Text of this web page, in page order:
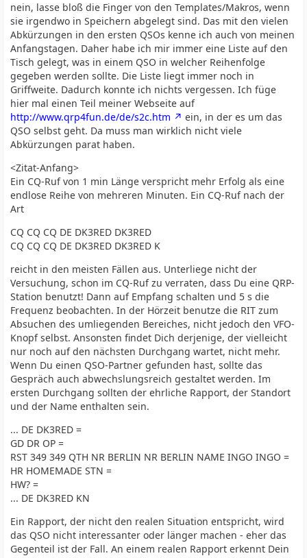
nein, lasse bloß die Finger von den Templates/Makros, wenn
sie irgendwo in Speichern abgelegt sind. Das mit den vielen
Abkürzungen in den ersten QSOs kenne ich auch von meinen
Anfangstagen. Daher habe ich mir immer eine Liste auf den
Tisch gelegt, was in einem QSO in welcher Reihenfolge
gegeben werden sollte. Die Liste liegt immer noch in
Griffweite. Dadurch konnte ich nichts vergessen. Ich füge
hier mal einen Teil meiner Webseite auf
http://www.qrp4fun.de/de/s2c.htm
ein, in der es um das
QSO selbst geht. Da muss man wirklich nicht viele
Abkürzungen parat haben.
<Zitat-Anfang>
Ein CQ-Ruf von 1 min Länge verspricht mehr Erfolg als eine
endlose Reihe von mehreren Minuten. Ein CQ-Ruf nach der
Art
CQ CQ CQ DE DK3RED DK3RED
CQ CQ CQ DE DK3RED DK3RED K
reicht in den meisten Fällen aus. Unterliege nicht der
Versuchung, schon im CQ-Ruf zu verraten, dass Du eine QRP-
Station benutzt! Dann auf Empfang schalten und 5 s die
Frequenz beobachten. In der Hörzeit benutze die RIT zum
Absuchen des umliegenden Bereiches, nicht jedoch den VFO-
Knopf selbst. Ansonsten findet Dich derjenige, der vielleicht
nur noch auf den nächsten Durchgang wartet, nicht mehr.
Wenn Du einen QSO-Partner gefunden hast, sollte das
Gespräch auch abwechslungsreich gestaltet werden. Im
ersten Durchgang sollten der ehrliche Rapport, der Standort
und der Name enthalten sein.
... DE DK3RED =
GD DR OP =
RST 349 349 QTH NR BERLIN NR BERLIN NAME INGO INGO =
HR HOMEMADE STN =
HW? =
... DE DK3RED KN
Ein Rapport, der nicht den realen Situation entspricht, wird
das QSO nicht interessanter oder länger machen - eher das
Gegenteil ist der Fall. An einem realen Rapport erkennt Dein